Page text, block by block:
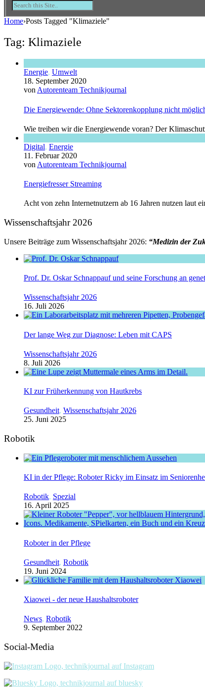
Home›Posts Tagged "Klimaziele"
Tag: Klimaziele
Energie, Umwelt
18. September 2020
von Autorenteam Technikjournal
Die Energiewende: Ohne Sektorenkopplung nicht
Wie treiben wir die Energiewende voran? Der
Digital, Energie
11. Februar 2020
von Autorenteam Technikjournal
Energiefresser Streaming
Acht von zehn Internetnutzern ab 16 Jahren nutzen laut
Wissenschaftsjahr 2026
Unsere Beiträge zum Wissenschaftsjahr 2026: “Medizin der
Prof. Dr. Oskar Schnappauf und seine Forschung an
Wissenschaftsjahr 2026
16. Juli 2026
Der lange Weg zur Diagnose: Leben mit CAPS
Wissenschaftsjahr 2026
8. Juli 2026
KI zur Früherkennung von Hautkrebs
Gesundheit, Wissenschaftsjahr 2026
25. Juni 2025
Robotik
KI in der Pflege: Roboter Ricky im Einsatz im
Robotik, Spezial
16. April 2025
Roboter in der Pflege
Gesundheit, Robotik
19. Juni 2024
Xiaowei - der neue Haushaltsroboter
News, Robotik
9. September 2022
Social-Media